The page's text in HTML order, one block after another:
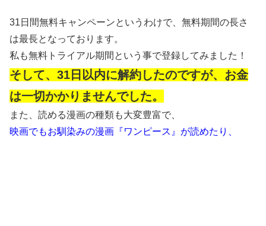
31日間無料キャンペーンというわけで、無料期間の長さ
は最長となっております。
私も無料トライアル期間という事で登録してみました！
そして、31日以内に解約したのですが、お金
は一切かかりませんでした。
また、読める漫画の種類も大変豊富で、
映画でもお馴染みの漫画『ワンピース』が読めたり、